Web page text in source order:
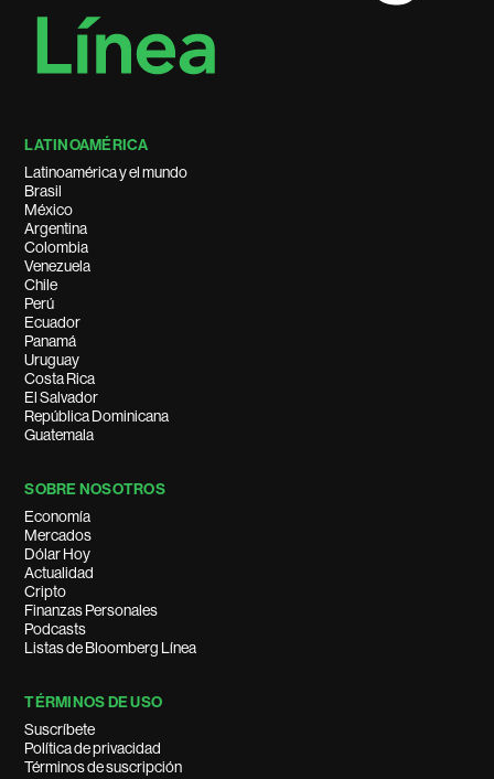
LATINOAMÉRICA
Latinoamérica y el mundo
Brasil
México
Argentina
Colombia
Venezuela
Chile
Perú
Ecuador
Panamá
Uruguay
Costa Rica
El Salvador
República Dominicana
Guatemala
SOBRE NOSOTROS
Economía
Mercados
Dólar Hoy
Actualidad
Cripto
Finanzas Personales
Podcasts
Listas de Bloomberg Línea
TÉRMINOS DE USO
Suscríbete
Política de privacidad
Términos de suscripción